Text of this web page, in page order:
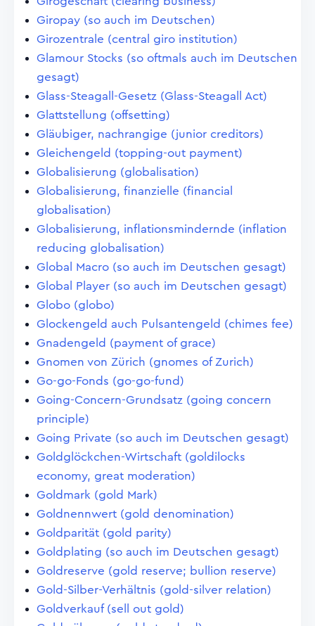
Giropay (so auch im Deutschen)
Girozentrale (central giro institution)
Glamour Stocks (so oftmals auch im Deutschen
gesagt)
Glass-Steagall-Gesetz (Glass-Steagall Act)
Glattstellung (offsetting)
Gläubiger, nachrangige (junior creditors)
Gleichengeld (topping-out payment)
Globalisierung (globalisation)
Globalisierung, finanzielle (financial
globalisation)
Globalisierung, inflationsmindernde (inflation
reducing globalisation)
Global Macro (so auch im Deutschen gesagt)
Global Player (so auch im Deutschen gesagt)
Globo (globo)
Glockengeld auch Pulsantengeld (chimes fee)
Gnadengeld (payment of grace)
Gnomen von Zürich (gnomes of Zurich)
Go-go-Fonds (go-go-fund)
Going-Concern-Grundsatz (going concern
principle)
Going Private (so auch im Deutschen gesagt)
Goldglöckchen-Wirtschaft (goldilocks
economy, great moderation)
Goldmark (gold Mark)
Goldnennwert (gold denomination)
Goldparität (gold parity)
Goldplating (so auch im Deutschen gesagt)
Goldreserve (gold reserve; bullion reserve)
Gold-Silber-Verhältnis (gold-silver relation)
Goldverkauf (sell out gold)